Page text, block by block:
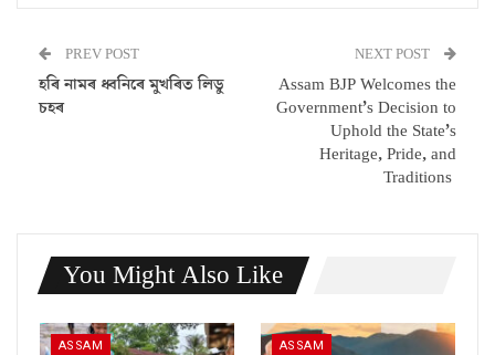
PREV POST
হৰি নামৰ ধ্বনিৰে মুখৰিত লিডু
চহৰ
NEXT POST
Assam BJP Welcomes the
Government’s Decision to
Uphold the State’s
Heritage, Pride, and
Traditions
You Might Also Like
ASSAM ASSAM